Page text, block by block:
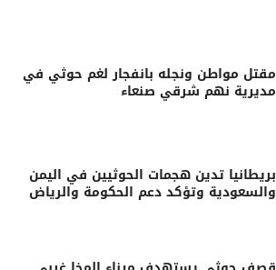
مقتل مواطن ونجله بانفجار لغم حوثي في
مديرية نهم شرقي صنعاء
بريطانيا تدين هجمات الحوثيين في اليمن
والسعودية وتؤكد دعم الحكومة والرياض